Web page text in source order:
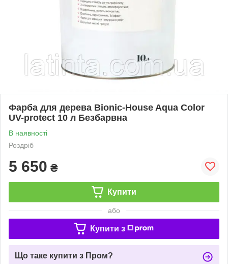
Фарба для дерева Bionic-House Aqua Color
UV-protect 10 л Безбарвна
В наявності
Роздріб
5 650 ₴
Купити
або
Купити з
Що таке купити з Пром?